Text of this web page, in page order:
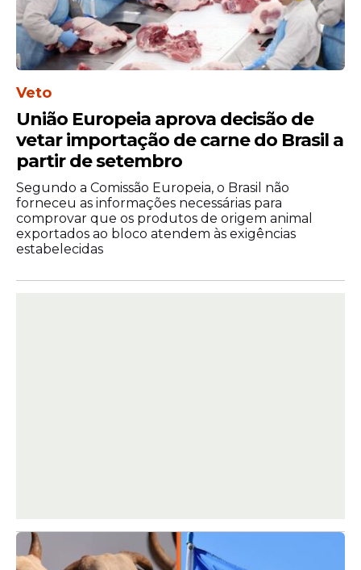
Veto
União Europeia aprova decisão de
vetar importação de carne do Brasil a
partir de setembro
Segundo a Comissão Europeia, o Brasil não
forneceu as informações necessárias para
comprovar que os produtos de origem animal
exportados ao bloco atendem às exigências
estabelecidas